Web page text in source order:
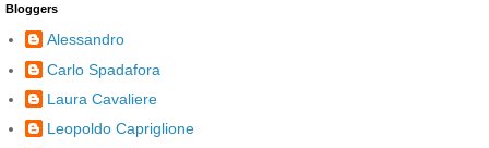
Bloggers
Alessandro
Carlo Spadafora
Laura Cavaliere
Leopoldo Capriglione